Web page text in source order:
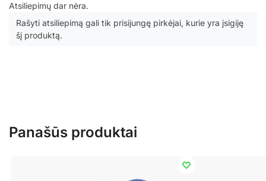
Atsiliepimų dar nėra.
Rašyti atsiliepimą gali tik prisijungę pirkėjai, kurie yra įsigiję
šį produktą.
Panašūs produktai